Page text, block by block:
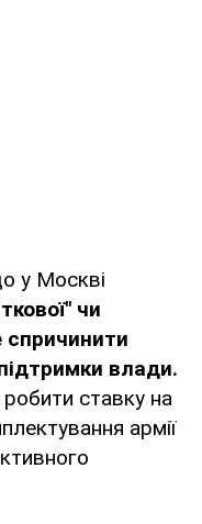
у Москві
чи
спричинити
влади.
ставку на
армії